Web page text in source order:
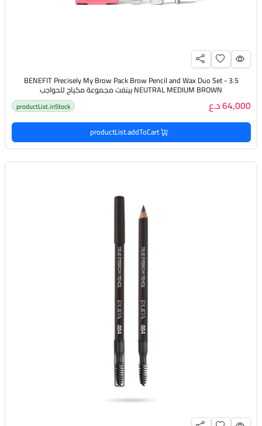
BENEFIT Precisely My Brow Pack Brow Pencil and Wax Duo Set - 3.5
NEUTRAL MEDIUM BROWN بينفت مجموعة مكياج للحواجب
64,000 د.ع productList.inStock
productList.addToCart